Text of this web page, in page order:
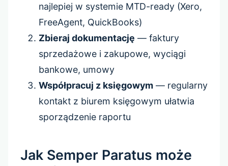
najlepiej w systemie MTD-ready (Xero,
FreeAgent, QuickBooks)
Zbieraj dokumentację — faktury
sprzedażowe i zakupowe, wyciągi
bankowe, umowy
Współpracuj z księgowym— regularny
kontakt z biurem księgowym ułatwia
sporządzenie raportu
Jak Semper Paratus może